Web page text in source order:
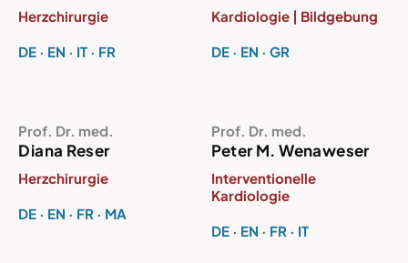
Herzchirurgie
DE · EN · IT · FR
Kardiologie | Bildgebung
DE · EN · GR
Prof. Dr. med.
Diana Reser
Herzchirurgie
DE · EN · FR · MA
Prof. Dr. med.
Peter M. Wenaweser
Interventionelle
Kardiologie
DE · EN · FR · IT